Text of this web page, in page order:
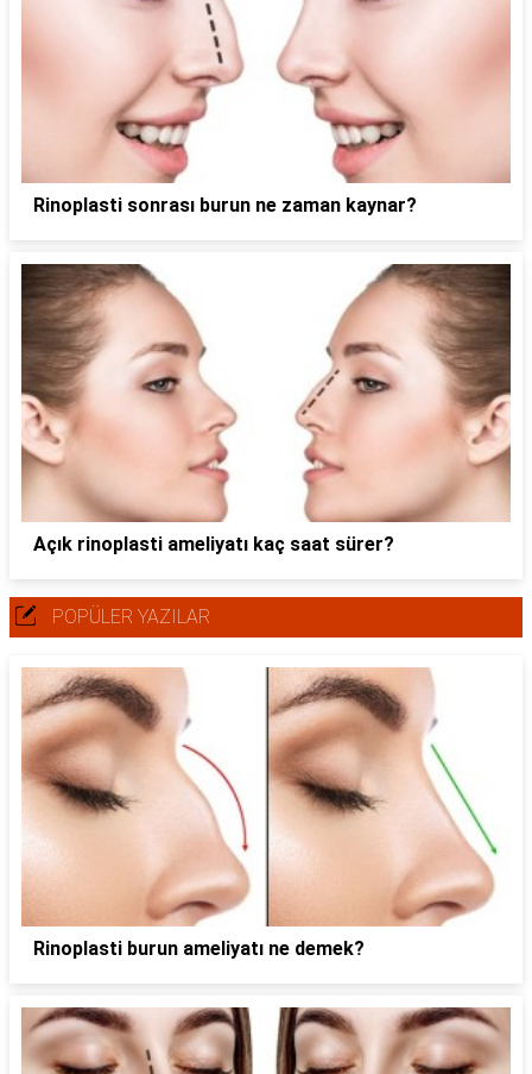
Rinoplasti sonrası burun ne zaman kaynar?
Açık rinoplasti ameliyatı kaç saat sürer?
POPÜLER YAZILAR
Rinoplasti burun ameliyatı ne demek?